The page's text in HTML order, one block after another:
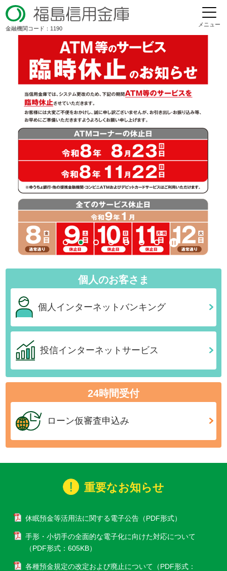
金融機関コード：1190
メニュー
個人のお客さま
個人インターネットバンキング
投信インターネット サービス
24時間受付
ローン仮審査申込み
重要なお知らせ
休眠預金等活用法に関する電子公告（PDF形式）
手形・小切手の全面的な電子化に向けた対応について
（PDF形式：605KB）
各種預金規定の改定および廃止について （PDF形式：